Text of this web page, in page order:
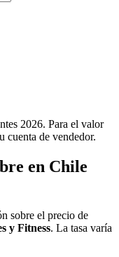
2026. Para el valor
cuenta de vendedor.
en Chile
sobre el precio de
y Fitness. La tasa varía